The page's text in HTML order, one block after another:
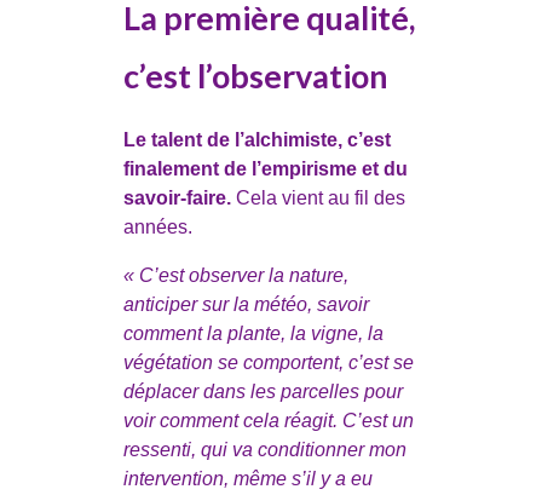
La première qualité,
c’est l’observation
Le talent de l’alchimiste, c’est
finalement de l’empirisme et du
savoir-faire.Cela vient au fil des
années.
« C’est observer la nature,
anticiper sur la météo, savoir
comment la plante, la vigne, la
végétation se comportent, c’est se
déplacer dans les parcelles pour
voir comment cela réagit. C’est un
ressenti, qui va conditionner mon
intervention, même s’il y a eu